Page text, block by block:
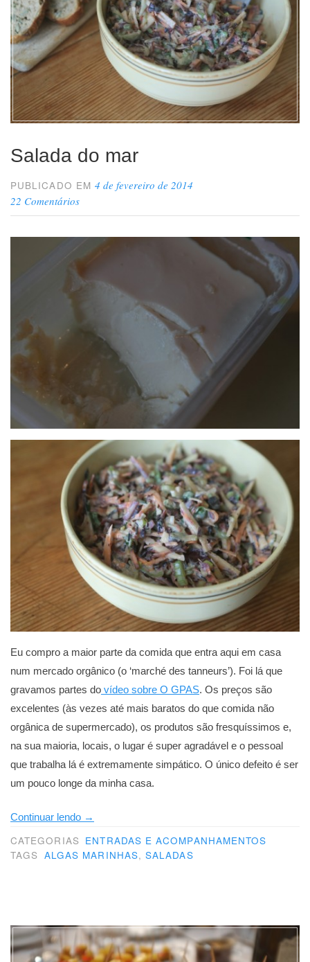
Salada do mar
PUBLICADO EM4 de fevereiro de 2014
22 Comentários
Eu compro a maior parte da comida que entra aqui em casa
num mercado orgânico (o ‘marché des tanneurs’). Foi lá que
gravamos partes do vídeo sobre O GPAS. Os preços são
excelentes (às vezes até mais baratos do que comida não
orgânica de supermercado), os produtos são fresquíssimos e,
na sua maioria, locais, o lugar é super agradável e o pessoal
que trabalha lá é extremamente simpático. O único defeito é ser
um pouco longe da minha casa.
Continuar lendo “Salada
do
mar”
→
CATEGORIAS ENTRADAS E ACOMPANHAMENTOS
TAGS ALGAS MARINHAS,SALADAS